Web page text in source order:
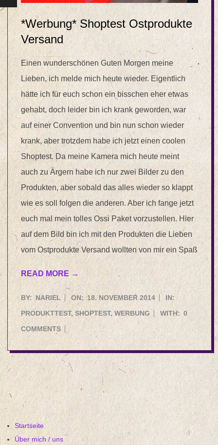
*Werbung* Shoptest Ostprodukte
Versand
Einen wunderschönen Guten Morgen meine
Lieben, ich melde mich heute wieder. Eigentlich
hätte ich für euch schon ein bisschen eher etwas
gehabt, doch leider bin ich krank geworden, war
auf einer Convention und bin nun schon wieder
krank, aber trotzdem habe ich jetzt einen coolen
Shoptest. Da meine Kamera mich heute meint
auch zu Ärgern habe ich nur zwei Bilder zu den
Produkten, aber sobald das alles wieder so klappt
wie es soll folgen die anderen. Aber ich fange jetzt
euch mal mein tolles Ossi Paket vorzustellen. Hier
auf dem Bild bin ich mit den Produkten die Lieben
vom Ostprodukte Versand wollten von mir ein Spaß
READ MORE →
2014-
11-
18
BY: NARIEL ON: 18. NOVEMBER 2014 IN:
PRODUKTTEST,SHOPTEST,WERBUNG WITH: 0
COMMENTS
Startseite
Über mich / uns